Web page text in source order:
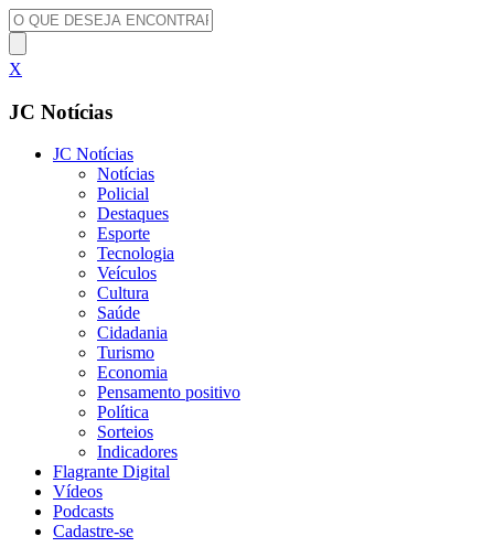
X
JC Notícias
JC Notícias
Notícias
Policial
Destaques
Esporte
Tecnologia
Veículos
Cultura
Saúde
Cidadania
Turismo
Economia
Pensamento positivo
Política
Sorteios
Indicadores
Flagrante Digital
Vídeos
Podcasts
Cadastre-se